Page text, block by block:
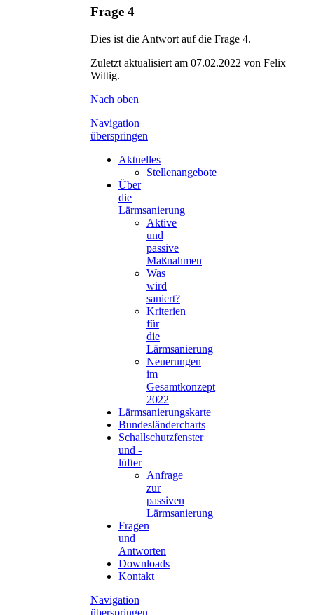
Frage 4
Dies ist die Antwort auf die Frage 4.
Zuletzt aktualisiert am 07.02.2022 von Felix
Wittig.
Nach oben
Navigation
überspringen
Aktuelles
Stellenangebote
Über
die
Lärmsanierung
Aktive
und
passive
Maßnahmen
Was
wird
saniert?
Kriterien
für
die
Lärmsanierung
Neuerungen
im
Gesamtkonzept
2022
Lärmsanierungskarte
Bundesländercharts
Schallschutzfenster
und -
lüfter
Anfrage
zur
passiven
Lärmsanierung
Fragen
und
Antworten
Downloads
Kontakt
Navigation
überspringen